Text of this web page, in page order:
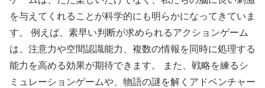
を与えてくれることが科学的にも明らかになってきていま
す。 例えば、素早い判断が求められるアクションゲーム
は、注意力や空間認識能力、複数の情報を同時に処理する
能力を高める効果が期待できます。 また、戦略を練るシ
ミュレーションゲームや、物語の謎を解くアドベンチャー